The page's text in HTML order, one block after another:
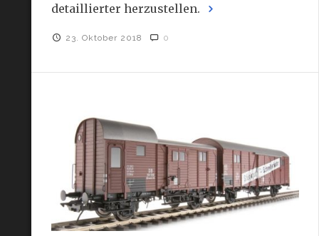
detaillierter herzustellen.
23. Oktober 2018 0